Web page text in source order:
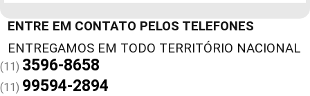
ENTRE EM CONTATO PELOS TELEFONES
(11) 3596-8658
(11) 99594-2894